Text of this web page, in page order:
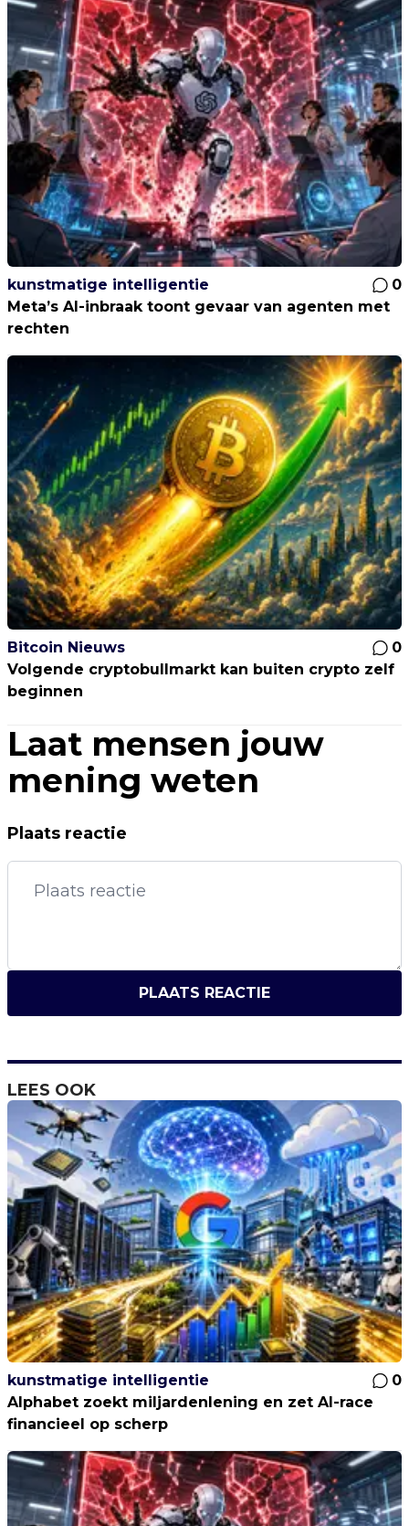
kunstmatige intelligentie
0
Meta’s AI-inbraak toont gevaar van agenten met
rechten
Bitcoin Nieuws
0
Volgende cryptobullmarkt kan buiten crypto zelf
beginnen
Laat mensen jouw
mening weten
Plaats reactie
PLAATS REACTIE
LEES OOK
kunstmatige intelligentie
0
Alphabet zoekt miljardenlening en zet AI-race
financieel op scherp